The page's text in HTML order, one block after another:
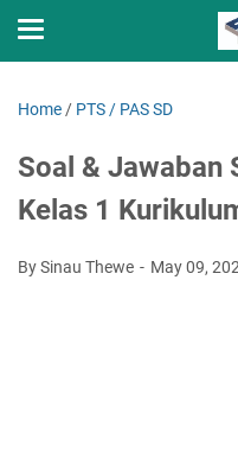
Home / PTS / PAS SD
Soal & Jawaban
Kelas 1
By Sinau Thewe May 09,